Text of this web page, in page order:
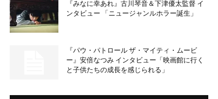
『みなに幸あれ』古川琴音＆下津優太監督 イ
ンタビュー 「ニュージャンルホラー誕生」
『パウ・パトロール ザ・マイティ・ムービ
ー』安倍なつみ インタビュー「映画館に行く
と子供たちの成長を感じられる」